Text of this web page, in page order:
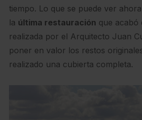
tiempo. Lo que se puede ver
la última restauración que acabó
realizada por el Arquitecto Juan
poner en valor los restos
realizado una cubierta completa.